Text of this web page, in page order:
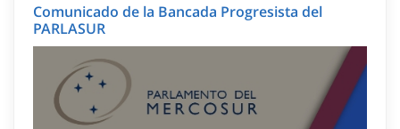
Comunicado de la Bancada Progresista del
PARLASUR